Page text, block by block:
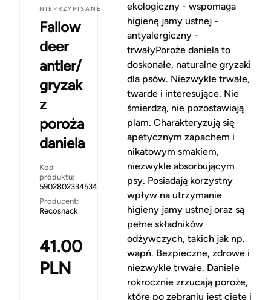
NIEPRZYPISANE
Fallow
deer
antler/
gryzak
z
poroża
daniela
Kod
produktu:
5902802334534
Producent:
Recosnack
41.00
PLN
ekologiczny - wspomaga
higienę jamy ustnej -
antyalergiczny -
trwałyPoroże daniela to
doskonałe, naturalne gryzaki
dla psów. Niezwykle trwałe,
twarde i interesujące. Nie
śmierdzą, nie pozostawiają
plam. Charakteryzują się
apetycznym zapachem i
nikatowym smakiem,
niezwykle absorbującym
psy. Posiadają korzystny
wpływ na utrzymanie
higieny jamy ustnej oraz są
pełne składników
odżywczych, takich jak np.
wapń. Bezpieczne, zdrowe i
niezwykle trwałe. Daniele
rokrocznie zrzucają poroże,
które po zebraniu jest cięte i